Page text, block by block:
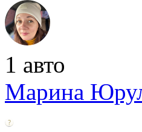
1 авто
Марина